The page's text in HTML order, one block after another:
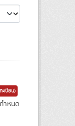
เบียน)
ำหนด